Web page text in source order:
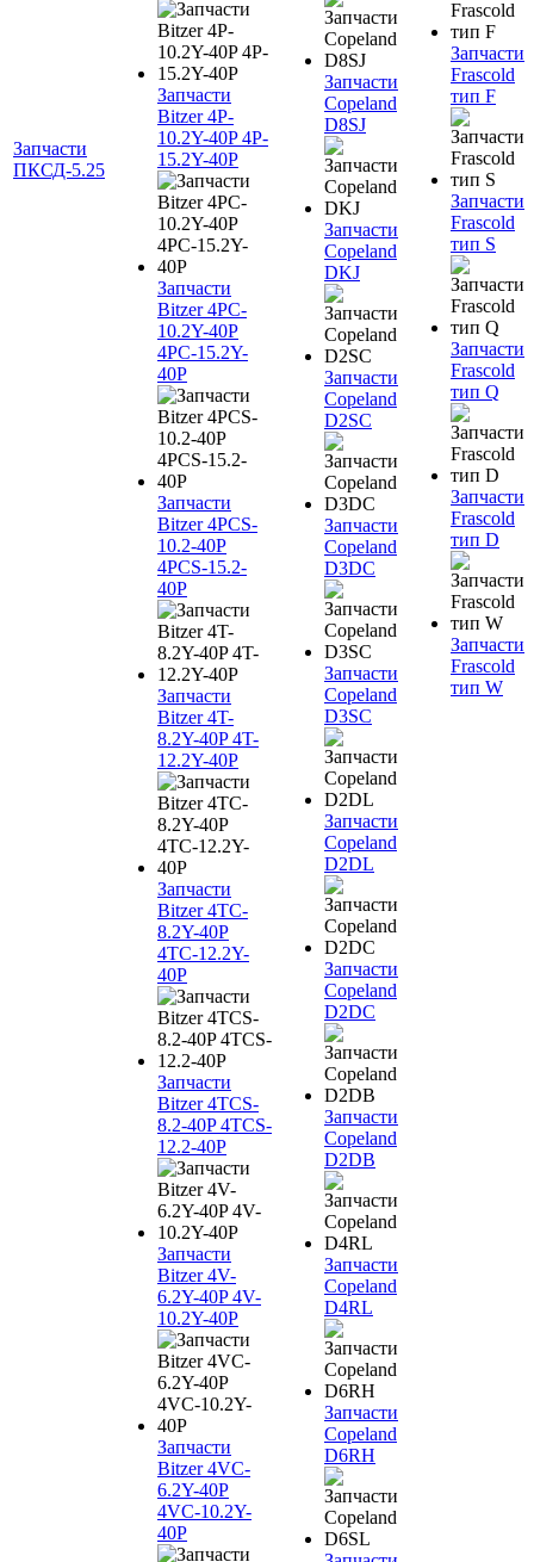
Запчасти
ПКСД-5.25
Запчасти
Bitzer 4P-
10.2Y-40P 4P-
15.2Y-40P
Запчасти
Bitzer 4PC-
10.2Y-40P
4PC-15.2Y-
40P
Запчасти
Bitzer 4PCS-
10.2-40P
4PCS-15.2-
40P
Запчасти
Bitzer 4T-
8.2Y-40P 4T-
12.2Y-40P
Запчасти
Bitzer 4TC-
8.2Y-40P
4TC-12.2Y-
40P
Запчасти
Bitzer 4TCS-
8.2-40P 4TCS-
12.2-40P
Запчасти
Bitzer 4V-
6.2Y-40P 4V-
10.2Y-40P
Запчасти
Bitzer 4VC-
6.2Y-40P
4VC-10.2Y-
40P
Запчасти
Copeland
D8SJ
Запчасти
Copeland
DKJ
Запчасти
Copeland
D2SC
Запчасти
Copeland
D3DC
Запчасти
Copeland
D3SC
Запчасти
Copeland
D2DL
Запчасти
Copeland
D2DC
Запчасти
Copeland
D2DB
Запчасти
Copeland
D4RL
Запчасти
Copeland
D6RH
Запчасти
Frascold
тип F
Запчасти
Frascold
тип S
Запчасти
Frascold
тип Q
Запчасти
Frascold
тип D
Запчасти
Frascold
тип W